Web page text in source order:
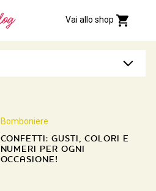
Vai allo shop
Bomboniere
CONFETTI: GUSTI, COLORI E
NUMERI PER OGNI
OCCASIONE!